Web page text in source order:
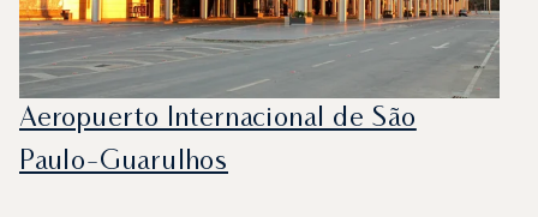
Aeropuerto Internacional de São
Paulo-Guarulhos